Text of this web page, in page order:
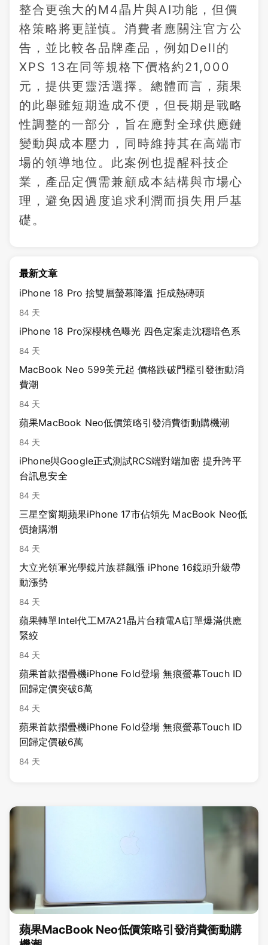
整合更強大的M4晶片與AI功能，但價
格策略將更謹慎。消費者應關注官方公
告，並比較各品牌產品，例如Dell的
XPS 13在同等規格下價格約21,000
元，提供更靈活選擇。總體而言，蘋果
的此舉雖短期造成不便，但長期是戰略
性調整的一部分，旨在應對全球供應鏈
變動與成本壓力，同時維持其在高端市
場的領導地位。此案例也提醒科技企
業，產品定價需兼顧成本結構與市場心
理，避免因過度追求利潤而損失用戶基
礎。
最新文章
iPhone 18 Pro 捨雙層螢幕降溫 拒成熱磚頭
84 天
iPhone 18 Pro深櫻桃色曝光 四色定案走沈穩暗色系
84 天
MacBook Neo 599美元起 價格跌破門檻引發衝動消
費潮
84 天
蘋果MacBook Neo低價策略引發消費衝動購機潮
84 天
iPhone與Google正式測試RCS端對端加密 提升跨平
台訊息安全
84 天
三星空窗期蘋果iPhone 17市佔領先 MacBook Neo低
價搶購潮
84 天
大立光領軍光學鏡片族群飆漲 iPhone 16鏡頭升級帶
動漲勢
84 天
蘋果轉單Intel代工M7A21晶片台積電AI訂單爆滿供應
緊絞
84 天
蘋果首款摺疊機iPhone Fold登場 無痕螢幕Touch ID
回歸定價突破6萬
84 天
蘋果首款摺疊機iPhone Fold登場 無痕螢幕Touch ID
回歸定價破6萬
84 天
蘋果MacBook Neo低價策略引發消費衝動購